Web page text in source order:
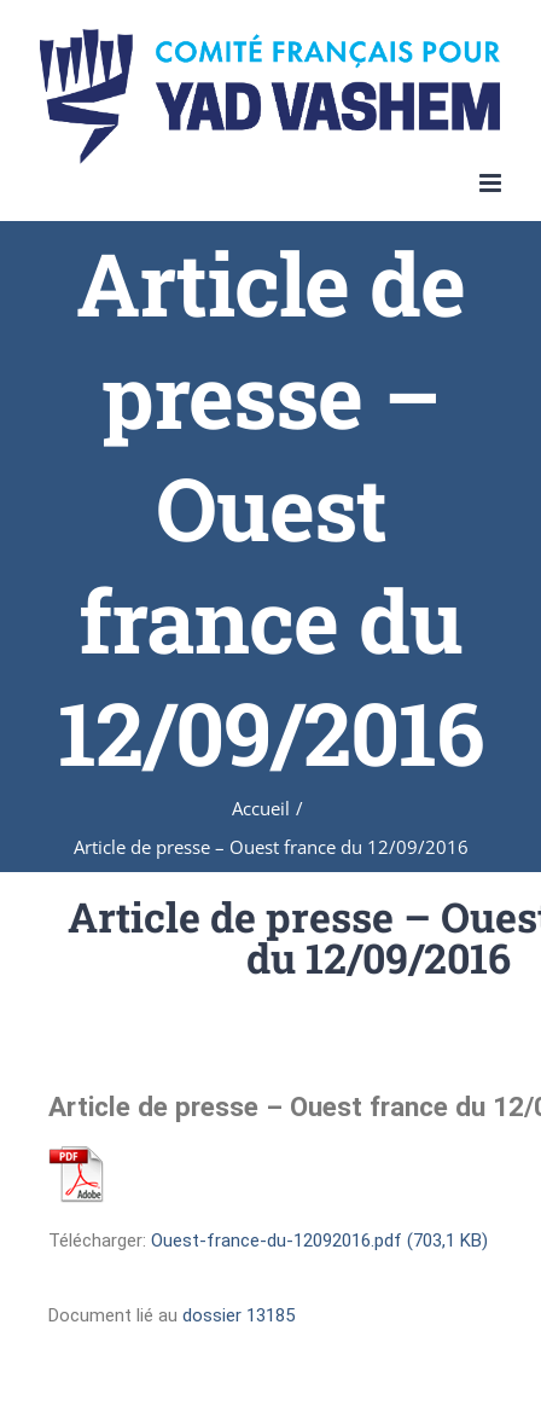
Article de
presse –
Ouest
france du
12/09/2016
Accueil /
Article de presse – Ouest france du 12/09/2016
Article de presse –
du 12/09/2016
Article de presse – Ouest france du
Télécharger: Ouest-france-du-12092016.pdf (703,1 KB)
Document lié au dossier 13185